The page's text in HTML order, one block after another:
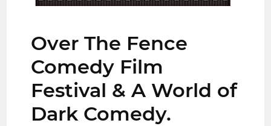
Over The Fence
Comedy Film
Festival & A World of
Dark Comedy.